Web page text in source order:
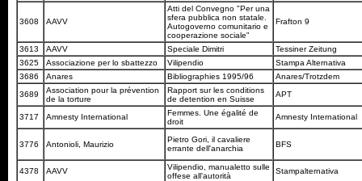
3608 AAVV
Atti del Convegno "Per una
sfera pubblica non statale.
Autogoverno comunitario e
cooperazione sociale"
Frafton 9
3613 AAVV Speciale Dimitri
Tessiner Zeitung
3625
Associazione per lo sbattezzo Vilipendio
Stampa Alternativa
3686
Anares Bibliographies 1995/96
Anares/Trotzdem
3689
Association pour la prévention
de la torture
Rapport sur les conditions
de detention en Suisse
APT
3717 Amnesty International
Femmes. Une égalité de
droit
Amnesty International
3776 Antonioli, Maurizio
Pietro Gori, il cavaliere
errante dell'anarchia
BFS
4378 AAVV
Vilipendio, manualetto sulle
offese all'autorità
Stampalternativa